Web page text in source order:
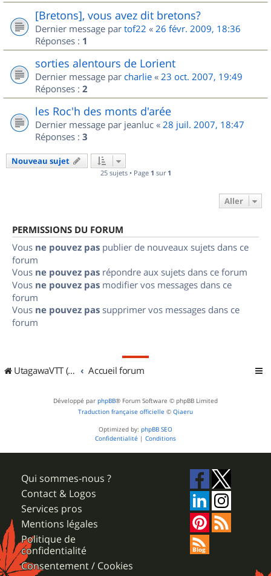
[Bretons], vous avez dit bretons?
Dernier message par tof22 « 26 févr. 2009, 18:36
Réponses : 1
sorties alentours de Lorient
Dernier message par charlie « 23 oct. 2007, 19:49
Réponses : 2
les Roc'h des monts d'arée
Dernier message par jeanluc « 28 juil. 2007, 18:47
Réponses : 3
Nouveau sujet
25 sujets • Page 1 sur 1
Aller
PERMISSIONS DU FORUM
Vous ne pouvez pas publier de nouveaux sujets dans ce
forum
Vous ne pouvez pas répondre aux sujets dans ce forum
Vous ne pouvez pas modifier vos messages dans ce
forum
Vous ne pouvez pas supprimer vos messages dans ce
forum
UtagawaVTT (Randos VTT et VTTAE avec traces GPS) Accueil forum
Développé par phpBB® Forum Software © phpBB Limited
Traduction française officielle © Qiaeru
Optimized by: phpBB SEO
Confidentialité | Conditions
Qui sommes-nous ?
Contact & Logos
Services pros
Mentions légales
Politique de
confidentialité
Consentement / Cookies